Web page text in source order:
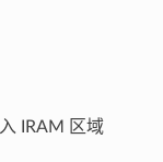
IRAM 区域